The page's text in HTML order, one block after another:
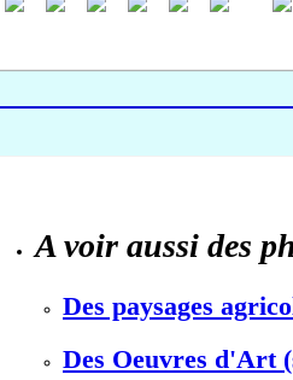
A voir aussi des
Des paysages
Des Oeuvres d'Art